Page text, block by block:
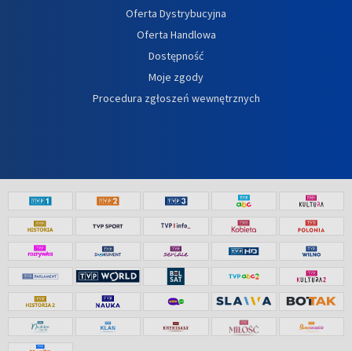
Oferta Dystrybucyjna
Oferta Handlowa
Dostępność
Moje zgody
Procedura zgłoszeń wewnętrznych